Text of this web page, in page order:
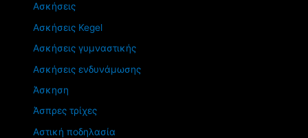
Ασκήσεις
Ασκήσεις Kegel
Ασκήσεις γυμναστικής
Ασκήσεις ενδυνάμωσης
Άσκηση
Άσπρες τρίχες
Αστική ποδηλασία